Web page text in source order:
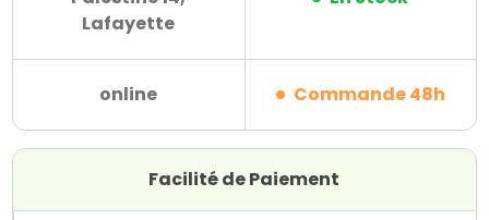
Lafayette
online Commande 48h
Facilité de Paiement